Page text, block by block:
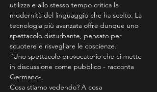
utilizza e allo stesso tempo critica la
modernità del linguaggio che ha scelto. La
tecnologia più avanzata offre dunque uno
spettacolo disturbante, pensato per
scuotere e risvegliare le coscienze.
“Uno spettacolo provocatorio che ci mette
in discussione come pubblico - racconta
Germano-,
Cosa stiamo vedendo? A cosa